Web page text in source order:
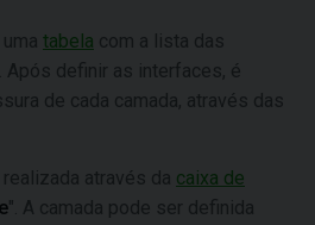
tabela com a lista das
definir as interfaces, é
de cada camada, através das
através da caixa de
". A camada pode ser definida